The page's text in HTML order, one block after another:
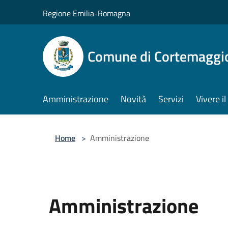
Regione Emilia-Romagna
Comune di
Amministrazione Novità Servizi Vivere
Home > Amministrazione
Amministrazione